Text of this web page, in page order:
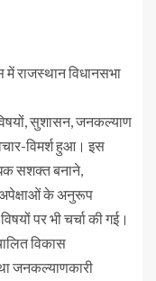
राजस्थान विधानसभा
सुशासन, जनकल्याण
विमर्श हुआ। इस
सशक्त बनाने,
अपेक्षाओं के अनुरूप
पर भी चर्चा की गई।
विकास
जनकल्याणकारी